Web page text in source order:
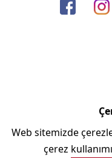
Copyright ©
Web sitemizde
çerez